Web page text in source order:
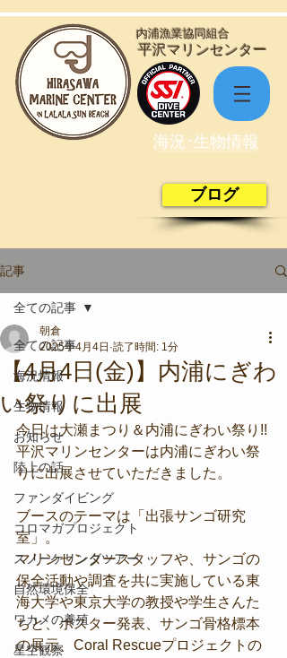
​平沢マリンセンター
​内浦漁業協同組合
海況･生物情報
ブログ
記事
全ての記事
海況情報
生物情報
お知らせ
陸上の話
ファンダイビング
コロマガプロジェクト
スノーケリングツアー
自然環境保全
ワカメの養殖
星空観察
全ての記事
【4月4日(金)】内浦にぎわ
い祭りに出展
朝倉
2025年4月4日 読了時間: 1分
今日は大瀬まつり＆内浦にぎわい祭り!!
平沢マリンセンターは内浦にぎわい祭
りに出展させていただきました。
ブースのテーマは「出張サンゴ研究
室」。
マリンセンタースタッフや、サンゴの
保全活動や調査を共に実施している東
海大学や東京大学の教授や学生さんた
ちと、ポスター発表、サンゴ骨格標本
の展示、Coral Rescueプロジェクトの